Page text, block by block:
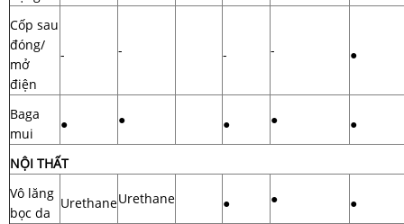
Cốp sau
đóng/
mở
điện
- - - - ●
Baga
mui
● ● ● ● ●
NỘI THẤT
Vô lăng
bọc da
UrethaneUrethane ● ● ●